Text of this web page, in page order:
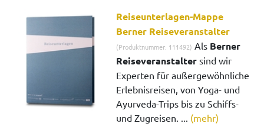
Reiseunterlagen-Mappe
Berner Reiseveranstalter
(Produktnummer: 111492) Als Berner
Reiseveranstalter sind wir
Experten für außergewöhnliche
Erlebnisreisen, von Yoga- und
Ayurveda-Trips bis zu Schiffs-
und Zugreisen. ... (mehr)